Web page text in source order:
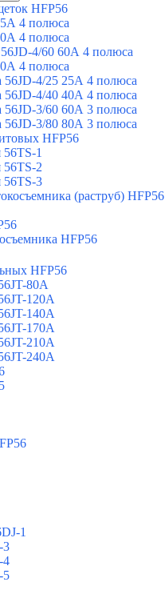
HFP56
4 полюса
4 полюса
4/60 60А 4 полюса
4 полюса
56JD-4/25 25А 4 полюса
56JD-4/40 40А 4 полюса
56JD-3/60 60А 3 полюса
56JD-3/80 80А 3 полюса
HFP56
1
56TS-2
56TS-3
(раструб) HFP56
HFP56
HFP56
80A
120A
140A
170A
210A
240A
1
3
4
5